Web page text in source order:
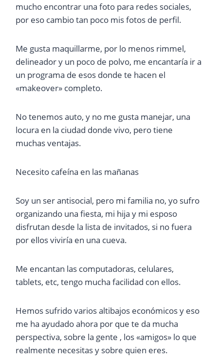
mucho encontrar una foto para redes sociales,
por eso cambio tan poco mis fotos de perfil.
Me gusta maquillarme, por lo menos rimmel,
delineador y un poco de polvo, me encantaría ir a
un programa de esos donde te hacen el
«makeover» completo.
No tenemos auto, y no me gusta manejar, una
locura en la ciudad donde vivo, pero tiene
muchas ventajas.
Necesito cafeína en las mañanas
Soy un ser antisocial, pero mi familia no, yo sufro
organizando una fiesta, mi hija y mi esposo
disfrutan desde la lista de invitados, si no fuera
por ellos viviría en una cueva.
Me encantan las computadoras, celulares,
tablets, etc, tengo mucha facilidad con ellos.
Hemos sufrido varios altibajos económicos y eso
me ha ayudado ahora por que te da mucha
perspectiva, sobre la gente , los «amigos» lo que
realmente necesitas y sobre quien eres.